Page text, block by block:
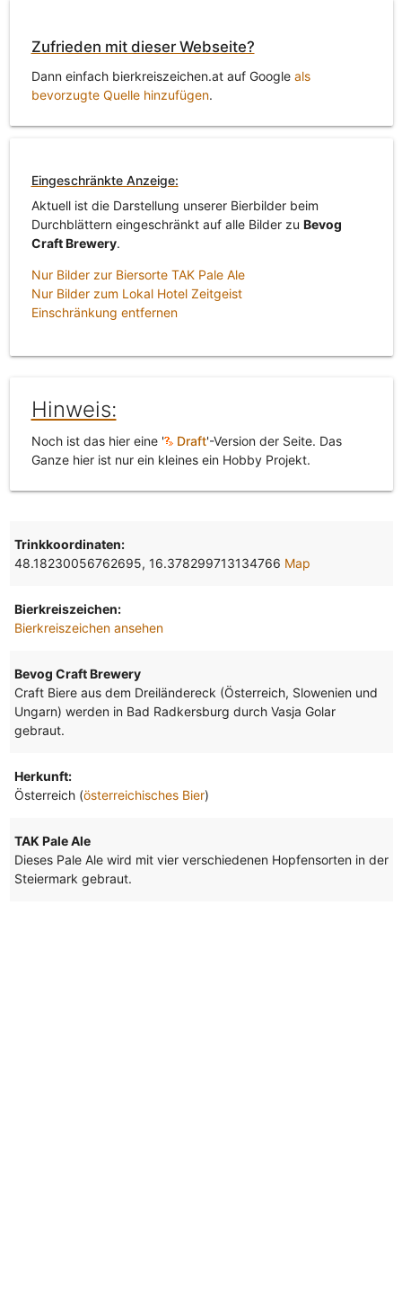
Zufrieden mit dieser Webseite?
Dann einfach bierkreiszeichen.at auf Google als
bevorzugte Quelle hinzufügen.
Eingeschränkte Anzeige:
Aktuell ist die Darstellung unserer Bierbilder beim
Durchblättern eingeschränkt auf alle Bilder zu Bevog
Craft Brewery.
Nur Bilder zur Biersorte TAK Pale Ale
Nur Bilder zum Lokal Hotel Zeitgeist
Einschränkung entfernen
Hinweis:
Noch ist das hier eine ' Draft'-Version der Seite. Das
Ganze hier ist nur ein kleines ein Hobby Projekt.
Trinkkoordinaten:
48.18230056762695, 16.378299713134766 Map
Bierkreiszeichen:
Bierkreiszeichen ansehen
Bevog Craft Brewery
Craft Biere aus dem Dreiländereck (Österreich, Slowenien und
Ungarn) werden in Bad Radkersburg durch Vasja Golar
gebraut.
Herkunft:
Österreich (österreichisches Bier)
TAK Pale Ale
Dieses Pale Ale wird mit vier verschiedenen Hopfensorten in der
Steiermark gebraut.